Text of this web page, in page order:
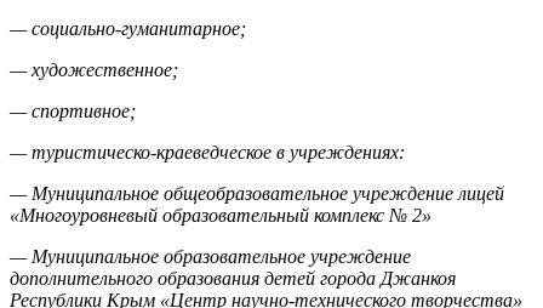
— социально-гуманитарное;
— художественное;
— спортивное;
— туристическо-краеведческое в учреждениях:
— Муниципальное общеобразовательное учреждение лицей
«Многоуровневый образовательный комплекс № 2»
— Муниципальное образовательное учреждение
дополнительного образования детей города Джанкоя
Республики Крым «Центр научно-технического творчества»